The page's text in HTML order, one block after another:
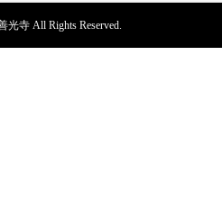
光寺 All Rights Reserved.